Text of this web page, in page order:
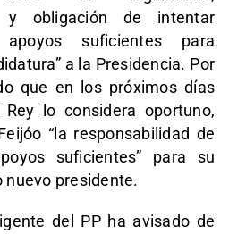
y obligación de intentar
suficientes para
a la Presidencia. Por
que en los próximos días
lo considera oportuno,
“la responsabilidad de
suficientes” para su
nuevo presidente.
del PP ha avisado de